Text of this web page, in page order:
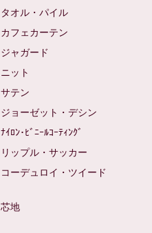
タオル・パイル
カフェカーテン
ジャガード
ニット
サテン
ジョーゼット・デシン
ﾅｲﾛﾝ･ﾋﾞﾆｰﾙｺｰﾃｨﾝｸﾞ
リップル・サッカー
コーデュロイ・ツイード
芯地